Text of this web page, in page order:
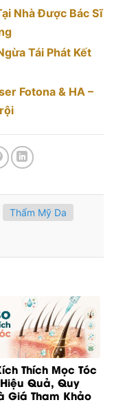
Nhà Được Bác Sĩ
Tái Phát Kết
Fotona & HA –
Thẩm Mỹ Da
Thích Mọc Tóc
Quả, Quy
Giá Tham Khảo